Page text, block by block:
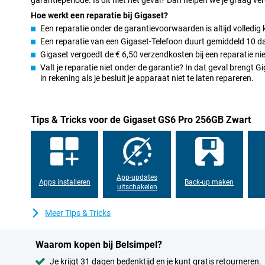
Robuust en duurzaam toestel
De Gigaset GS6 Pro heeft een robuust ontwerp. Dankzij de
tegen stof en water. Geen probleem dus als je hem per ongeluk
Verder is deze Gigaset smartphone ontworpen met
Duitsland geproduceerd met 100% groene stroom. De batterij is
toestel hoeft weg te gooien als de batterij stukgaat. En met
weet je zeker dat je dit toestel jarenlang kunt gebruiken!
De Gigaset GS6 Pro is voorzien van moderne
downloadt je razendsnel al je gegevens en bestanden. Met
Bluetooth-verbinding. NFC zorgt ervoor dat je contactloos
technologie schakel je heel gemakkelijk tussen verschillende
Hoe werkt een reparatie bij Gigaset?
Een reparatie onder de garantievoorwaarden is altijd volledig
Een reparatie van een Gigaset-Telefoon duurt gemiddeld 10
Gigaset vergoedt de € 6,50 verzendkosten bij een reparatie
Valt je reparatie niet onder de garantie? In dat geval brengt
in rekening als je besluit je apparaat niet te laten repareren.
Tips & Tricks voor de Gigaset GS6 Pro 256GB Zwart
Apps installeren
App-updates
uitschakelen
Back-up maken
Meer Tips & Tricks
Waarom kopen bij Belsimpel?
Je krijgt 31 dagen bedenktijd en je kunt gratis retourneren.